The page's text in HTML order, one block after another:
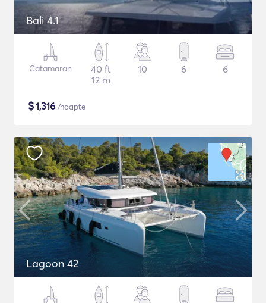
Bali 4.1
Catamaran
40 ft
12 m
10 6 6
$1,316 /noapte
Lagoon 42